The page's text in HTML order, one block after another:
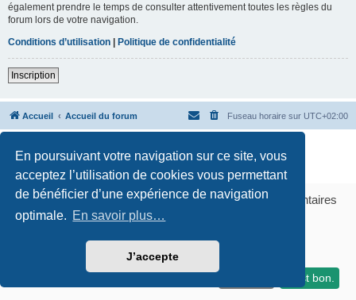
En poursuivant votre navigation sur ce site, vous
acceptez l’utilisation de cookies vous permettant
de bénéficier d’une expérience de navigation
optimale. En savoir plus…
J’accepte
également prendre le temps de consulter attentivement toutes les règles du
forum lors de votre navigation.
Conditions d’utilisation | Politique de confidentialité
Inscription
Accueil Accueil du forum Fuseau horaire sur UTC+02:00
Traduction française officielle ©Qiaeru
Confidentialité|Conditions
GERER MES COOKIES
Certains liens sur ce site sont des liens affilies Amazon. En savoir plus
Bonjour ! Pourrions-nous activer des services supplémentaires
pourMarketing / affiliation, Statistiques, Sécurité &
consentement plus tard.
C'est bon.